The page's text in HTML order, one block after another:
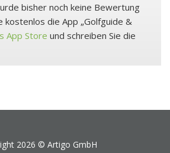
bisher noch keine Bewertung
kostenlos die App „Golfguide &
App Store und schreiben Sie die
2026 © Artigo GmbH